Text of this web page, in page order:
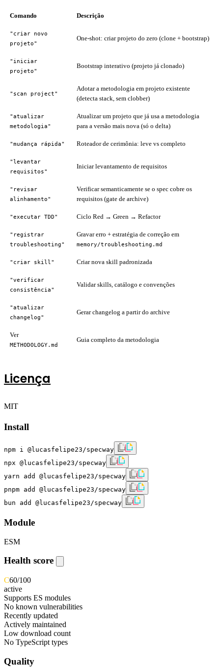
Comando Descrição
"criar novo
projeto"
One-shot: criar projeto do zero (clone + bootstrap)
"iniciar
projeto"
Bootstrap interativo (projeto já clonado)
"scan project"
Adotar a metodologia em projeto existente
(detecta stack, sem clobber)
"atualizar
metodologia"
Atualizar um projeto que já usa a metodologia
para a versão mais nova (só o delta)
"mudança rápida" Roteador de cerimônia: leve vs completo
"levantar
requisitos"
Iniciar levantamento de requisitos
"revisar
alinhamento"
Verificar semanticamente se o spec cobre os
requisitos (gate de archive)
"executar TDD" Ciclo Red → Green → Refactor
"registrar
troubleshooting"
Gravar erro + estratégia de correção em
memory/troubleshooting.md
"criar skill" Criar nova skill padronizada
"verificar
consistência"
Validar skills, catálogo e convenções
"atualizar
changelog"
Gerar changelog a partir do archive
Ver
METHODOLOGY.md
Guia completo da metodologia
Licença
MIT
Install
npm i @lucasfelipe23/specway
npx @lucasfelipe23/specway
yarn add @lucasfelipe23/specway
pnpm add @lucasfelipe23/specway
bun add @lucasfelipe23/specway
Module
ESM
Health score
C60/100
active
Supports ES modules
No known vulnerabilities
Recently updated
Actively maintained
Low download count
No TypeScript types
Quality